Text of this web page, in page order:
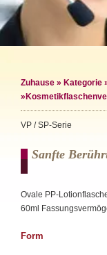
Zuhause » Kategorie
»
VP / SP-Serie
Sanfte
Ovale PP-
60ml
Form